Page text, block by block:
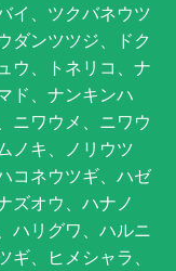
イ、ツクバネウツ
ダンツツジ、ドク
ウ、トネリコ、ナ
ド、ナンキンハ
ニワウメ、ニワウ
ノキ、ノリウツ
コネウツギ、ハゼ
ズオウ、ハナノ
ハリグワ、ハルニ
、ヒメシャラ、